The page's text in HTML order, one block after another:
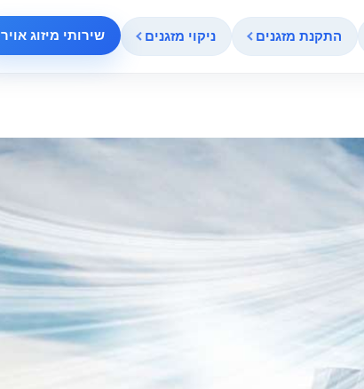
התקנת מזגנים ניקוי מזגנים שירותי מיזוג אויר